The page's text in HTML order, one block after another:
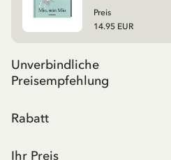
Preis
14.95 EUR
Unverbindliche
Preisempfehlung
Rabatt
Ihr Preis